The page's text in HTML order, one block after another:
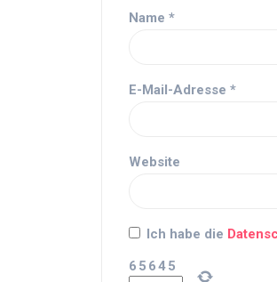
Name *
E-Mail-Adresse *
Website
Ich habe die
6 5 645